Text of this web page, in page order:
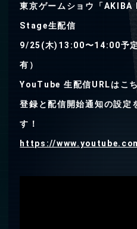
東京ゲームショウ「
Stage生配信
9/25(木)13:00〜14:00予
有）
YouTube 生配信URLはこ
登録と配信開始通知の設定
す！
https://